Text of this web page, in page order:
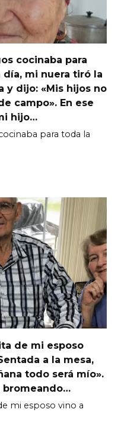
cocinaba para
mi nuera tiró la
y dijo: «Mis hijos no
campo». En ese
hijo…
para toda la
de mi esposo
a la mesa,
todo será mío».
bromeando…
mi esposo vino a